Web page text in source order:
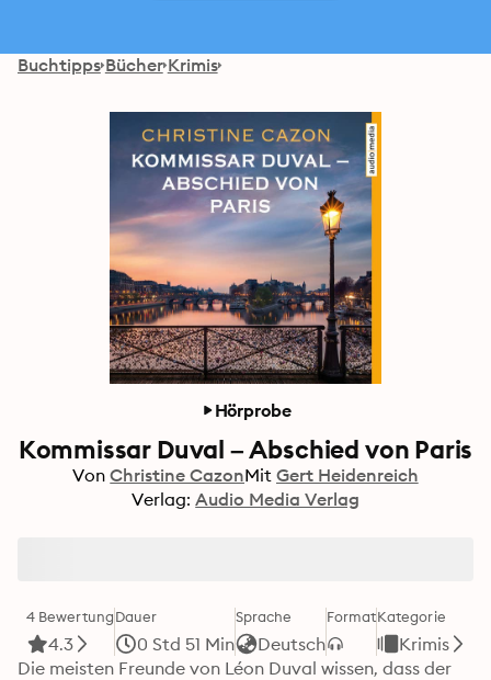
Buchtipps Bücher Krimis
Hörprobe
Kommissar Duval – Abschied von Paris
Von Christine CazonMit Gert Heidenreich
Verlag: Audio Media Verlag
4 Bewertung
4.3
Dauer
0 Std 51 Min
Sprache
Deutsch
FormatKategorie
Krimis
Die meisten Freunde von Léon Duval wissen, dass der